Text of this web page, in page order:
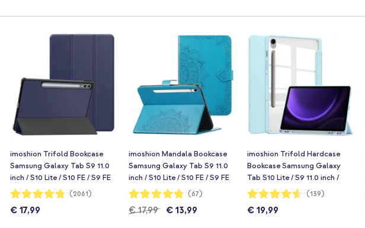
imoshion Trifold Bookcase
Samsung Galaxy Tab S9 11.0
inch / S10 Lite / S10 FE / S9 FE
10.9 inch - Donkerblauw
Waardering:
95%
(2061)
€ 17,99
imoshion Mandala Bookcase
Samsung Galaxy Tab S9 11.0
inch / S10 Lite / S10 FE / S9 FE
10.9 inch - Turquoise
Waardering:
96%
(67)
€ 17,99 € 13,99
imoshion Trifold Hardcase
Bookcase Samsung Galaxy
Tab S10 Lite / S9 11.0 inch /
Tab S10 FE / S9 FE 10.9 inch -
Lichtblauw
Waardering:
92%
(139)
€ 19,99